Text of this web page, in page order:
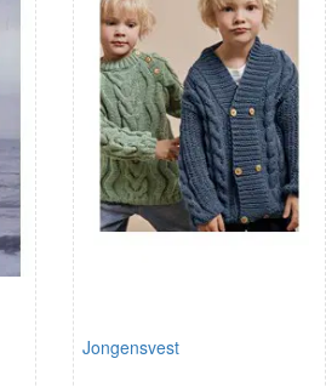
Jongensvest